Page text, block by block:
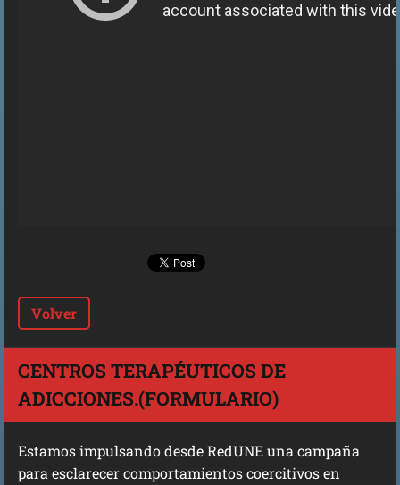
Volver
CENTROS TERAPÉUTICOS DE
ADICCIONES.(FORMULARIO)
Estamos impulsando desde RedUNE una campaña
para esclarecer comportamientos coercitivos en